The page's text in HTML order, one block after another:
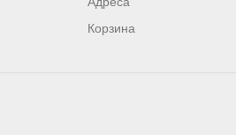
Корзина